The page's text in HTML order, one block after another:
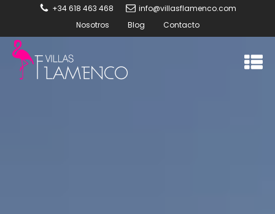
+34 618 463 468
info@villasflamenco.com
Nosotros
Blog Contacto